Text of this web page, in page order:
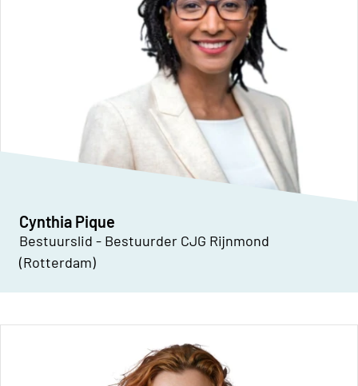
Cynthia Pique
Bestuurslid - Bestuurder CJG Rijnmond
(Rotterdam)